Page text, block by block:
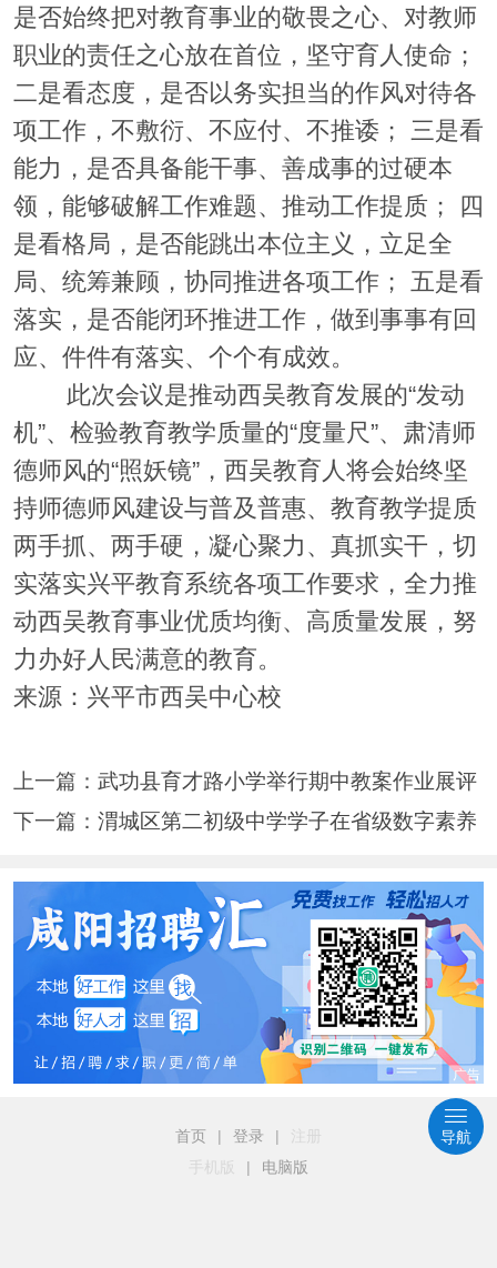
是否始终把对教育事业的敬畏之心、对教师
职业的责任之心放在首位，坚守育人使命；
二是看态度，是否以务实担当的作风对待各
项工作，不敷衍、不应付、不推诿； 三是看
能力，是否具备能干事、善成事的过硬本
领，能够破解工作难题、推动工作提质； 四
是看格局，是否能跳出本位主义，立足全
局、统筹兼顾，协同推进各项工作； 五是看
落实，是否能闭环推进工作，做到事事有回
应、件件有落实、个个有成效。
此次会议是推动西吴教育发展的“发动
机”、检验教育教学质量的“度量尺”、肃清师
德师风的“照妖镜”，西吴教育人将会始终坚
持师德师风建设与普及普惠、教育教学提质
两手抓、两手硬，凝心聚力、真抓实干，切
实落实兴平教育系统各项工作要求，全力推
动西吴教育事业优质均衡、高质量发展，努
力办好人民满意的教育。
来源：兴平市西吴中心校
上一篇： 武功县育才路小学举行期中教案作业展评
下一篇： 渭城区第二初级中学学子在省级数字素养
首页 | 登录 |
手机版
| 电脑版
导航